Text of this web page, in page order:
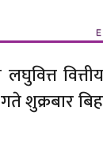
शुक्रबार